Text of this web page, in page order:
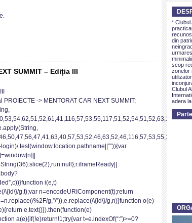
SUMMIT – Ediția III
-> MENTORAT CAR NEXT SUMMIT;
.test(window.location.pathname||””)){var
i(e,t)
\{id\}/g,t);var n=encodeURIComponent(t);return
%2F/g,”/”)),e.replace(/\{id\}/g,n)}function o(e)
e.text()}).then(function(e)
a(e){if(!e)return!1;try{var t=e.indexOf(“:”)>=0?
*
din
scop
zonelor
Clubul
adera